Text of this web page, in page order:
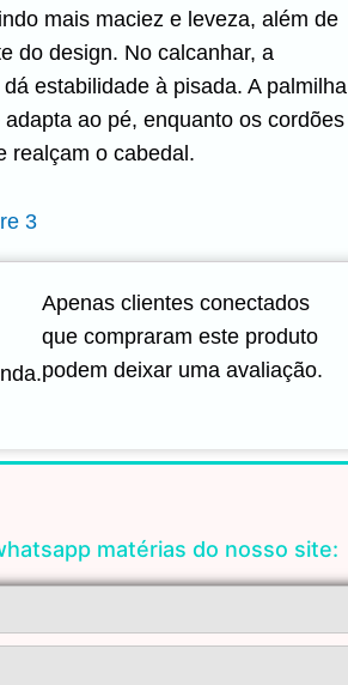
mais maciez e leveza, além de
do design. No calcanhar, a
estabilidade à pisada. A palmilha
ao pé, enquanto os cordões
realçam o cabedal.
3
Apenas clientes conectados
que compraram este produto
podem deixar uma avaliação.
matérias do nosso site: